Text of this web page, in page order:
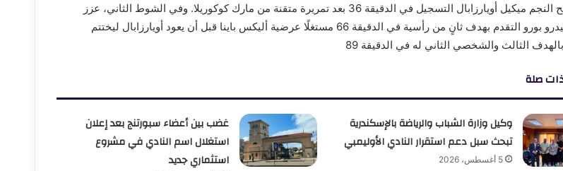
حيث افتتح النجم ميكيل أويارزابال التسجيل في الدقيقة 36 بعد تمريرة متقنة من مارك كوكوريلا. وفي الشوط الثاني، عزز
المدافع بيدرو بورو التقدم بهدف ثانٍ من رأسية في الدقيقة 66 مستغلًا عرضية أليكس باينا قبل أن يعود أويارزابال ليختتم
الثالث والشخصي الثاني له في الدقيقة 89
صلة
وكيل وزارة الشباب والرياضة بالإسكندرية
تبحث سبل دعم استقرار النادي الأوليمبي
5 أغسطس، 2026
غضب بين أعضاء سبورتنج بعد إعلان
استغلال اسم النادي في مشروع
استثماري جديد